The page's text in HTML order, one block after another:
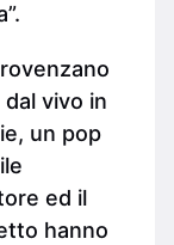
vivo in
un pop
ed il
hanno